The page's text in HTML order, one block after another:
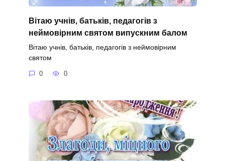
Вітаю учнів, батьків, педагогів з
неймовірним святом випускним балом
Вітаю учнів, батьків, педагогів з неймовірним
святом
0 0